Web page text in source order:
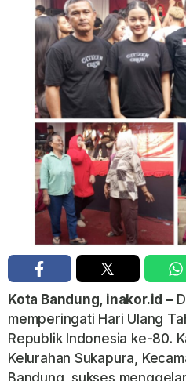
Kota Bandung, inakor.id –
memperingati Hari Ulang
Republik Indonesia ke-80.
Kelurahan Sukapura,